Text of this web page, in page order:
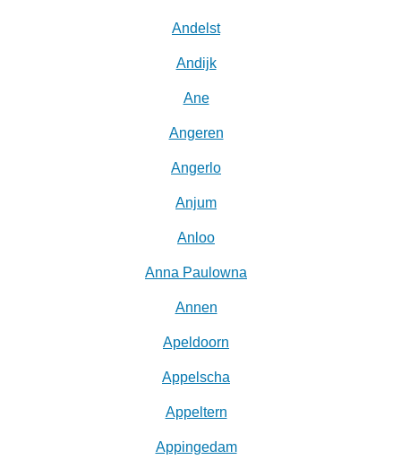
Andelst
Andijk
Ane
Angeren
Angerlo
Anjum
Anloo
Anna Paulowna
Annen
Apeldoorn
Appelscha
Appeltern
Appingedam